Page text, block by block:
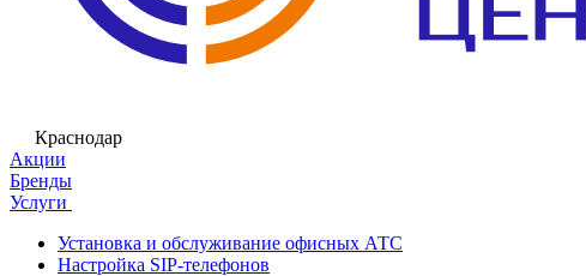
Краснодар
Акции
Бренды
Услуги
Установка и обслуживание офисных АТС
Настройка SIP-телефонов